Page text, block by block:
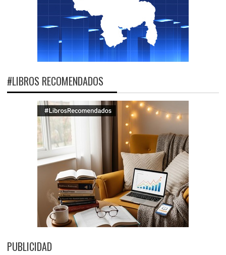
#LIBROS RECOMENDADOS
PUBLICIDAD